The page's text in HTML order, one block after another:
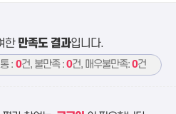
확보조치
자 및 담당자 연락처
한 만족도 결과입니다.
: 0건, 불만족 :0건, 매우불만족:0건